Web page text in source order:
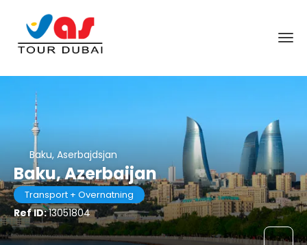
Baku, Aserbajdsjan
Baku, Azerbaijan
Transport + Overnatning
Ref ID:13051804